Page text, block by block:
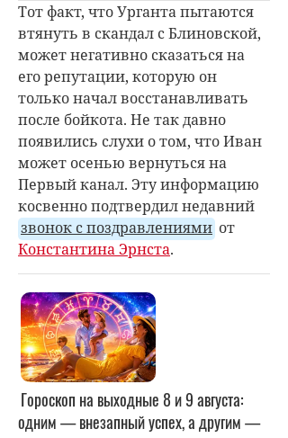
Тот факт, что Урганта пытаются
втянуть в скандал с Блиновской,
может негативно сказаться на
его репутации, которую он
только начал восстанавливать
после бойкота. Не так давно
появились слухи о том, что Иван
может осенью вернуться на
Первый канал. Эту информацию
косвенно подтвердил недавний
звонок с поздравлениями от
Константина Эрнста.